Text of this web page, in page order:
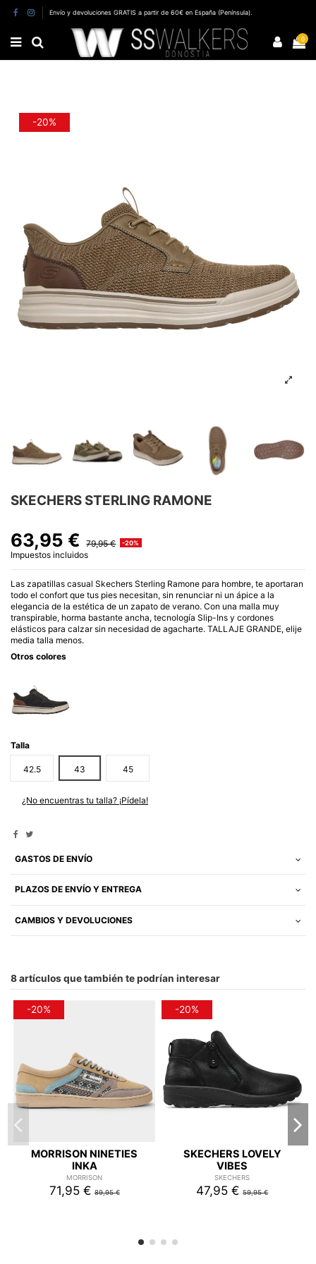
Envío y devoluciones GRATIS a partir de 60€ en España (Península).
0
-20%
SKECHERS STERLING RAMONE
63,95 € 79,95 € -20%
Impuestos incluidos
Las zapatillas casual Skechers Sterling Ramone para hombre, te aportaran
todo el confort que tus pies necesitan, sin renunciar ni un ápice a la
elegancia de la estética de un zapato de verano. Con una malla muy
transpirable, horma bastante ancha, tecnología Slip-Ins y cordones
elásticos para calzar sin necesidad de agacharte. TALLAJE GRANDE, elije
media talla menos.
Otros colores
Talla
42.5 43 45
¿No encuentras tu talla? ¡Pídela!
GASTOS DE ENVÍO
PLAZOS DE ENVÍO Y ENTREGA
CAMBIOS Y DEVOLUCIONES
8 artículos que también te podrían interesar
-20%
MORRISON NINETIES
INKA
MORRISON
71,95 €89,95 €
-20%
SKECHERS LOVELY
VIBES
SKECHERS
47,95 €59,95 €